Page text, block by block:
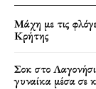
Μάχη με τις
Κρήτης
Σοκ στο
γυναίκα μέσα σε